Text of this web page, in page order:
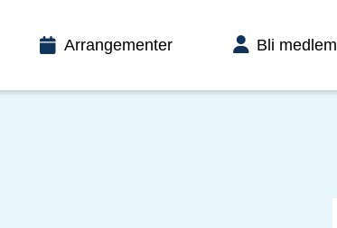
Arrangementer Bli medlem